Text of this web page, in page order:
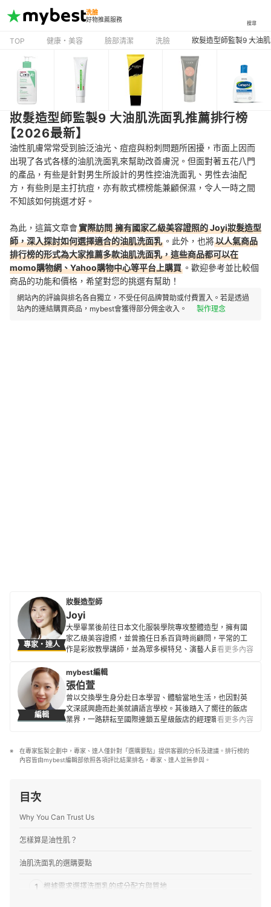
洗臉
好物推薦服務
搜尋
TOP 健康・美容 臉部清潔 洗臉 妝髮造型師監製9 大油
妝髮造型師監製9 大油肌洗面乳推薦排行榜
【2026最新】
油性肌膚常常受到臉泛油光、痘痘與粉刺問題所困擾，市面上因而
出現了各式各樣的油肌洗面乳來幫助改善膚況。但面對著五花八門
的產品，有些是針對男生所設計的男性控油洗面乳、男性去油配
方，有些則是主打抗痘，亦有款式標榜能兼顧保濕，令人一時之間
不知該如何挑選才好。
為此，這篇文章會實際訪問 擁有國家乙級美容證照的 Joyi妝髮造型
師，深入探討如何選擇適合的油肌洗面乳 。此外，也將以人氣商品
排行榜的形式為大家推薦多款油肌洗面乳，這些商品都可以在
momo購物網、Yahoo購物中心等平台上購買 。歡迎參考並比較個
商品的功能和價格，希望對您的挑選有幫助！
網站內的評論與排名各自獨立，不受任何品牌贊助或付費置入。若是透過
站內的連結購買商品，mybest會獲得部分佣金收入。
製作理念
專家・達人
妝髮造型師
Joyi
大學畢業後前往日本文化服裝學院專攻整體造型，擁有國
家乙級美容證照，並曾擔任日系百貨時尚顧問，平常的工
作是彩妝教學講師，並為眾多模特兒、演藝人員及公眾人
系彩妝》希望幫助大家找到展現魅力的方法，無論幾歲都
依舊優雅美麗，以不過度消費、選擇適合自己並環境友善
的產品，在愛美的同時，也能讓地球很美麗。
Joyi的簡介
看更多內容
編輯
mybest編輯
張伯萱
曾以交換學生身分赴日本學習、體驗當地生活，也因對英
文深感興趣而赴美就讀語言學校。其後踏入了嚮往的飯店
業界，一路耕耘至國際連鎖五星級飯店的經理職，因此對
並參與兒童援助計劃，希望能以微薄之力對社會有所貢
獻。
看更多內容
在專家監製企劃中，專家、達人僅針對「選購要點」提供客觀的分析及建議。排行榜的
內容皆由mybest編輯部依照各項評比結果排名，專家、達人並無參與。
目次
Why You Can Trust Us
怎樣算是油性肌？
油肌洗面乳的選購要點
1 根據需求選擇洗面乳的成分配方與質地